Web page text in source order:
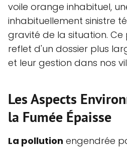
voile orange inhabituel,
inhabituellement sinistre
gravité de la situation. Ce
reflet d'un dossier plus
et leur gestion dans nos
Les Aspects
la Fumée Épaisse
La pollution engendrée